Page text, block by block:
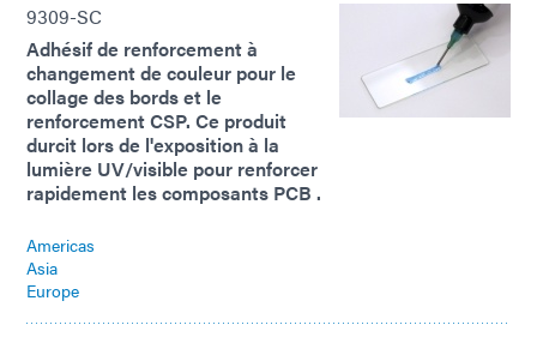
9309-SC
Adhésif de renforcement à
changement de couleur pour le
collage des bords et le
renforcement CSP. Ce produit
durcit lors de l'exposition à la
lumière UV/visible pour renforcer
rapidement les composants PCB .
Americas
Asia
Europe